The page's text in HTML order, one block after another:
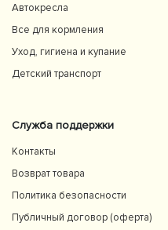
Автокресла
Все для кормления
Уход, гигиена и купание
Детский транспорт
Служба поддержки
Контакты
Возврат товара
Политика безопасности
Публичный договор (оферта)